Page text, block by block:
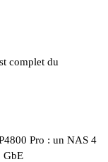
complet du
Pro : un NAS 4
GbE